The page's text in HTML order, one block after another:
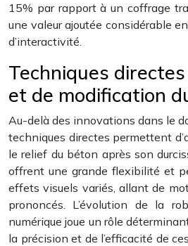
15% par rapport à un coffrage
une valeur ajoutée considérable
d’interactivité.
Techniques
et de modification
Au-delà des innovations dans le
techniques directes permettent
le relief du béton après son
offrent une grande flexibilité et
effets visuels variés, allant de
prononcés. L’évolution de la
numérique joue un rôle
la précision et de l’efficacité de